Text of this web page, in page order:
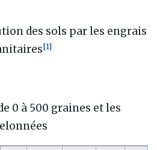
des sols par les engrais
[1]
0 à 500 graines et les